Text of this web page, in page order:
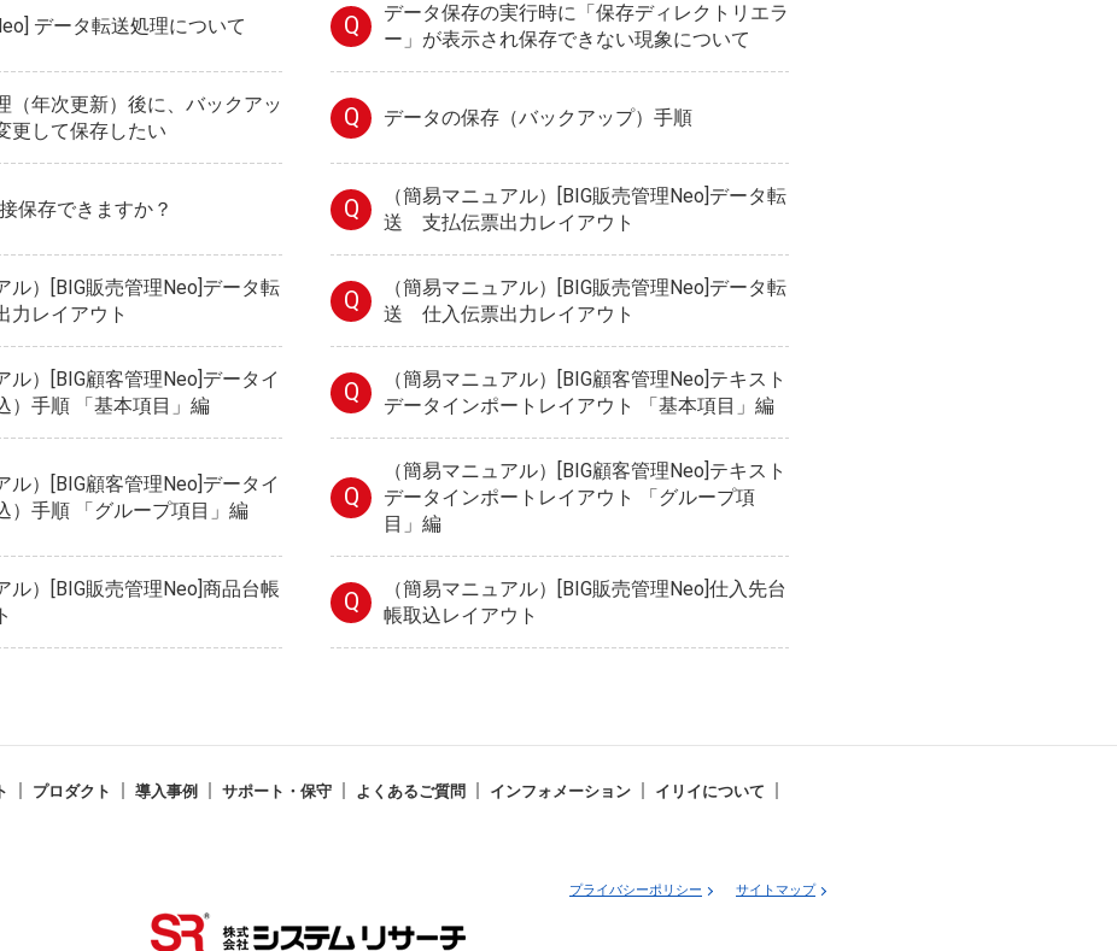
データ転送処理について Q
データ保存の実行時に「保存ディレクトリエラ
ー」が表示され保存できない現象について
（年次更新）後に、バックアッ
更して保存したい
Q データの保存（バックアップ）手順
保存できますか？ Q
（簡易マニュアル）[BIG販売管理Neo]データ転
送 支払伝票出力レイアウト
ル）[BIG販売管理Neo]データ転
レイアウト
Q
（簡易マニュアル）[BIG販売管理Neo]データ転
送 仕入伝票出力レイアウト
ル）[BIG顧客管理Neo]データイ
）手順 「基本項目」編
Q
（簡易マニュアル）[BIG顧客管理Neo]テキスト
データインポートレイアウト 「基本項目」編
ル）[BIG顧客管理Neo]データイ
）手順 「グループ項目」編
Q
（簡易マニュアル）[BIG顧客管理Neo]テキスト
データインポートレイアウト 「グループ項
目」編
ル）[BIG販売管理Neo]商品台帳
Q
（簡易マニュアル）[BIG販売管理Neo]仕入先台
帳取込レイアウト
プロダクト 導入事例 サポート・保守 よくあるご質問 インフォメーション イリイについて
プライバシーポリシー サイトマップ